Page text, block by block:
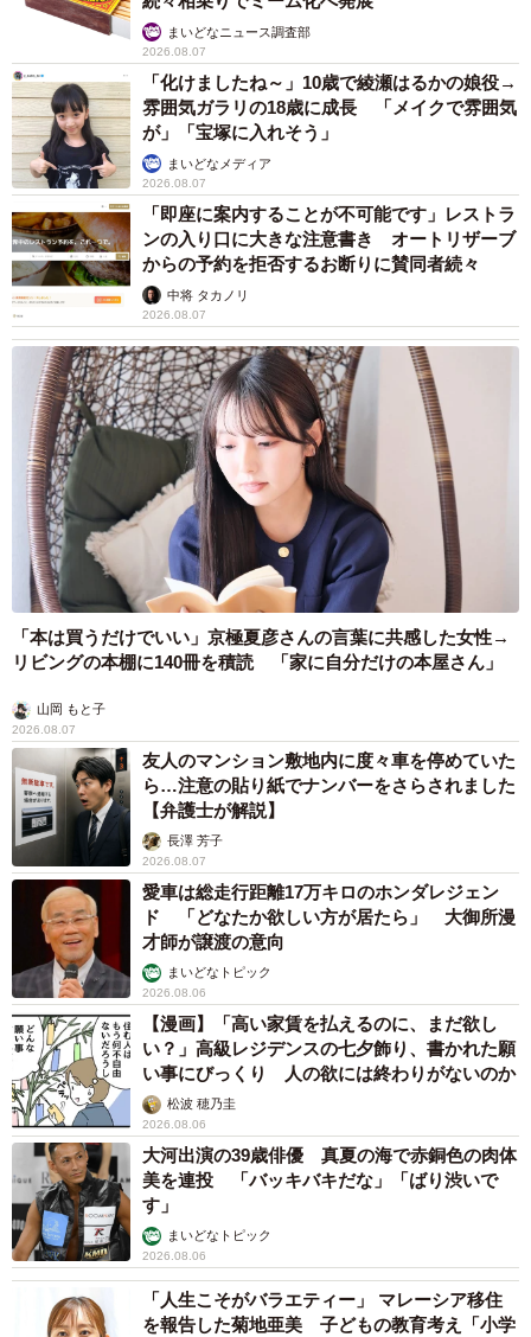
まいどなニュース調査部
2026.08.07
「化けましたね～」10歳で綾瀬はるかの娘役→
雰囲気ガラリの18歳に成長 「メイクで雰囲気
が」「宝塚に入れそう」
まいどなメディア
2026.08.07
「即座に案内することが不可能です」レストラ
ンの入り口に大きな注意書き オートリザーブ
からの予約を拒否するお断りに賛同者続々
中将 タカノリ
2026.08.07
「本は買うだけでいい」京極夏彦さんの言葉に共感した女性→
リビングの本棚に140冊を積読 「家に自分だけの本屋さん」
山岡 もと子
2026.08.07
友人のマンション敷地内に度々車を停めていた
ら…注意の貼り紙でナンバーをさらされました
【弁護士が解説】
長澤 芳子
2026.08.07
愛車は総走行距離17万キロのホンダレジェン
ド 「どなたか欲しい方が居たら」 大御所漫
才師が譲渡の意向
まいどなトピック
2026.08.06
【漫画】「高い家賃を払えるのに、まだ欲し
い？」高級レジデンスの七夕飾り、書かれた願
い事にびっくり 人の欲には終わりがないのか
松波 穂乃圭
2026.08.06
大河出演の39歳俳優 真夏の海で赤銅色の肉体
美を連投 「バッキバキだな」「ばり渋いで
す」
まいどなトピック
2026.08.06
「人生こそがバラエティー」 マレーシア移住
を報告した菊地亜美 子どもの教育考え「小学